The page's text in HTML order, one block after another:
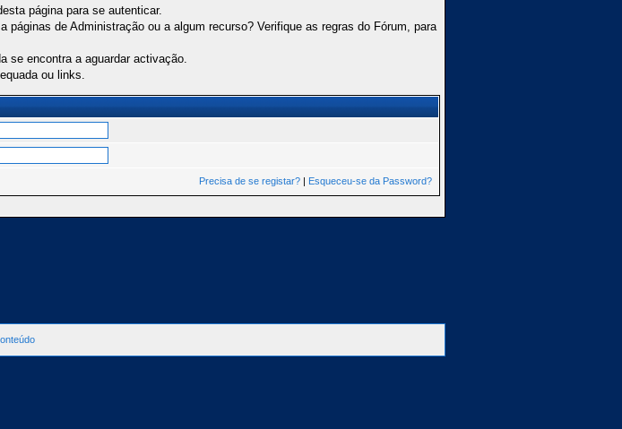
página para se autenticar.
de Administração ou a algum recurso? Verifique as regras do Fórum, para
se encontra a aguardar activação.
ou links.
Precisa de se registar? | Esqueceu-se da Password?